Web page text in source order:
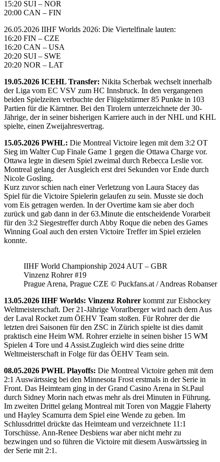
15:20 SUI – NOR
20:00 CAN – FIN
26.05.2026 IIHF Worlds 2026: Die Viertelfinale lauten:
16:20 FIN – CZE
16:20 CAN – USA
20:20 SUI – SWE
20:20 NOR – LAT
19.05.2026 ICEHL Transfer: Nikita Scherbak wechselt innerhalb
der Liga vom EC VSV zum HC Innsbruck. In den vergangenen
beiden Spielzeiten verbuchte der Flügelstürmer 85 Punkte in 103
Partien für die Kärntner. Bei den Tirolern unterzeichnete der 30-
Jährige, der in seiner bisherigen Karriere auch in der NHL und KHL
spielte, einen Zweijahresvertrag.
15.05.2026 PWHL: Die Montreal Victoire legen mit dem 3:2 OT
Sieg im Walter Cup Finale Game 1 gegen die Ottawa Charge vor.
Ottawa legte in diesem Spiel zweimal durch Rebecca Leslie vor.
Montreal gelang der Ausgleich erst drei Sekunden vor Ende durch
Nicole Gosling.
Kurz zuvor schien nach einer Verletzung von Laura Stacey das
Spiel für die Victoire Spielerin gelaufen zu sein. Musste sie doch
vom Eis getragen werden. In der Overtime kam sie aber doch
zurück und gab dann in der 63.Minute die entscheidende Vorarbeit
für den 3:2 Siegestreffer durch Abby Roque die neben des Games
Winning Goal auch den ersten Victoire Treffer im Spiel erzielen
konnte.
IIHF World Championship 2024 AUT – GBR
Vinzenz Rohrer #19
Prague Arena, Prague CZE © Puckfans.at / Andreas Robanser
13.05.2026 IIHF Worlds: Vinzenz Rohrer kommt zur Eishockey
Weltmeisterschaft. Der 21-Jährige Vorarlberger wird nach dem Aus
der Laval Rocket zum ÖEHV Team stoßen. Für Rohrer der die
letzten drei Saisonen für den ZSC in Zürich spielte ist dies damit
praktisch eine Heim WM. Rohrer erzielte in seinen bisher 15 WM
Spielen 4 Tore und 4 Assist.Zugleich wird dies seine dritte
Weltmeisterschaft in Folge für das ÖEHV Team sein.
08.05.2026 PWHL Playoffs: Die Montreal Victoire gehen mit dem
2:1 Auswärtssieg bei den Minnesota Frost erstmals in der Serie in
Front. Das Heimteam ging in der Grand Casino Arena in St.Paul
durch Sidney Morin nach etwas mehr als drei Minuten in Führung.
Im zweiten Drittel gelang Montreal mit Toren von Maggie Flaherty
und Hayley Scamurra dem Spiel eine Wende zu geben. Im
Schlussdrittel drückte das Heimteam und verzeichnete 11:1
Torschüsse. Ann-Renee Desbiens war aber nicht mehr zu
bezwingen und so führen die Victoire mit diesem Auswärtssieg in
der Serie mit 2:1.